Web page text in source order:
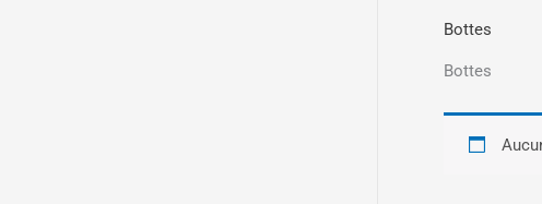
Bottes
Bottes